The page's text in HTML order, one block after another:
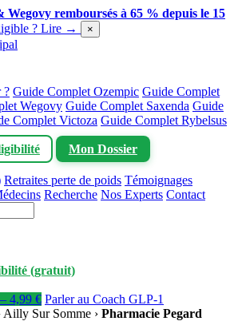
remboursés à 65 % depuis le 15
? Lire → ×
? Guide Complet Ozempic Guide Complet
Wegovy Guide Complet Saxenda Guide
Complet Victoza Guide Complet Rybelsus
Mon Dossier
Retraites perte de poids Témoignages
Recherche Nos Experts Contact
(gratuit)
4,99 € Parler au Coach GLP-1
Ailly Sur Somme › Pharmacie Pegard